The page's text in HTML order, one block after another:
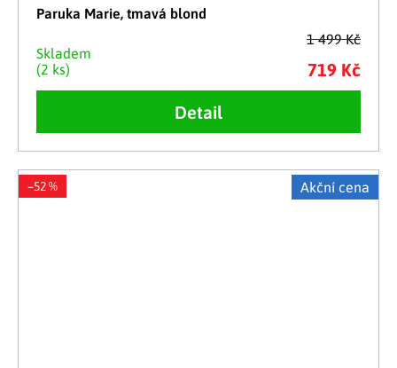
1 499 Kč
Paruka Marie, tmavá blond
Skladem
(2 ks)
719 Kč
Detail
Akční cena
–52 %